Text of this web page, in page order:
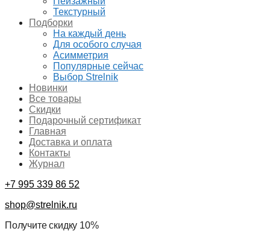
Текстурный
Подборки
На каждый день
Для особого случая
Асимметрия
Популярные сейчас
Выбор Strelnik
Новинки
Все товары
Скидки
Подарочный сертификат
Главная
Доставка и оплата
Контакты
Журнал
+7 995 339 86 52
shop@strelnik.ru
Получите скидку 10%